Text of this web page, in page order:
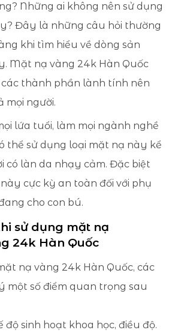
Những ai không nên sử dụng
Đây là những câu hỏi thường
khi tìm hiểu về dòng sản
Mặt nạ vàng 24k Hàn Quốc
thành phần lành tính nên
mọi người.
lứa tuổi, làm mọi ngành nghề
thể sử dụng loại mặt nạ này kể
có làn da nhạy cảm. Đặc biệt
cực kỳ an toàn đối với phụ
cho con bú.
sử dụng mặt nạ
24k Hàn Quốc
nạ vàng 24k Hàn Quốc, các
một số điểm quan trọng sau
độ sinh hoạt khoa học, điều độ.